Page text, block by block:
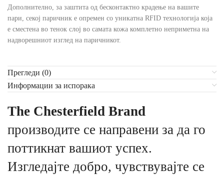
Дополнително, за заштита од бесконтактно крадење на вашите
пари, секој паричник е опремен со уникатна RFID технологија која
е сместена во тенок слој во самата кожа комплетно неприметна на
надворешниот изглед на паричникот.
Прегледи (0)
Информации за испорака
The Chesterfield Brand
производите се направени за да го
поттикнат вашиот успех.
Изгледајте добро, чувствувајте се